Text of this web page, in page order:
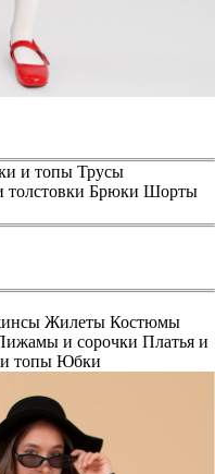
и топы Трусы
Брюки Шорты
Жилеты Костюмы
и сорочки Платья и
топы Юбки